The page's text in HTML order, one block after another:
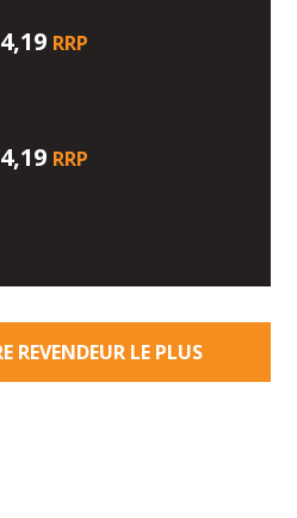
RRP
RRP
REVENDEUR LE PLUS